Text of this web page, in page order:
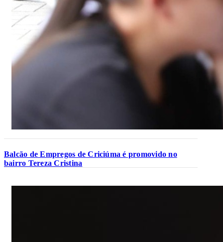
Balcão de Empregos de Criciúma é promovido no
bairro Tereza Cristina